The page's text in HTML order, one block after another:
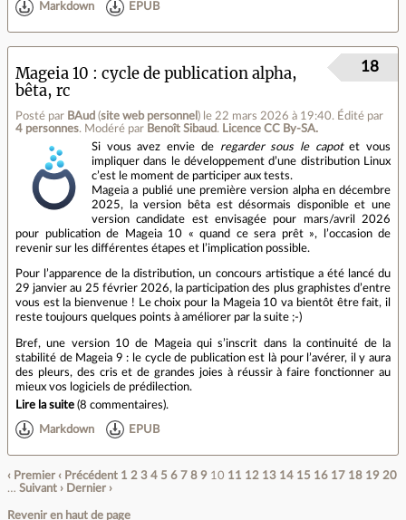
Markdown EPUB
Mageia 10 : cycle de publication alpha,
bêta, rc
Posté par BAud (site web personnel ) le 22 mars 2026 à 19:40. Édité par
4 personnes. Modéré par Benoît Sibaud. Licence CC By‑SA.
18
Si vous avez envie de regarder sous le capotet vous
impliquer dans le développement d’une distribution Linux
c’est le moment de participer aux tests.
Mageia a publié une première version alpha en décembre
2025, la version bêta est désormais disponible et une
version candidate est envisagée pour mars/avril 2026
pour publication de Mageia 10 « quand ce sera prêt », l’occasion de
revenir sur les différentes étapes et l’implication possible.
Pour l’apparence de la distribution, un concours artistique a été lancé du
29 janvier au 25 février 2026, la participation des plus graphistes d’entre
vous est la bienvenue ! Le choix pour la Mageia 10 va bientôt être fait, il
reste toujours quelques points à améliorer par la suite ;-)
Bref, une version 10 de Mageia qui s’inscrit dans la continuité de la
stabilité de Mageia 9 : le cycle de publication est là pour l’avérer, il y aura
des pleurs, des cris et de grandes joies à réussir à faire fonctionner au
mieux vos logiciels de prédilection.
Lire la suite (8 commentaires).
Markdown EPUB
‹ Premier ‹ Précédent 1 2 3 4 5 6 7 8 9 10 11 12 13 14 15 16 17 18 19 20
… Suivant › Dernier ›
Revenir en haut de page